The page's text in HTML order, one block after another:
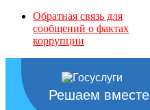
Обратная связь для
сообщений о фактах
коррупции
Решаем вместе